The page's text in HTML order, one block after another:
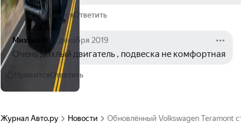
НравитсяОтветить
Михаил Н.12 декабря 2019
Очень дохлый двигатель , подвеска не комфортная
НравитсяОтветить
Журнал Авто.ру Новости Обновлённый Volkswagen Teramont